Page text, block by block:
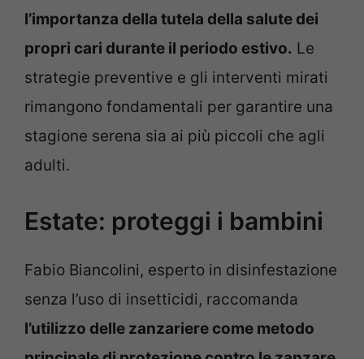
l’importanza della tutela della salute dei
propri cari durante il periodo estivo. Le
strategie preventive e gli interventi mirati
rimangono fondamentali per garantire una
stagione serena sia ai più piccoli che agli
adulti.
Estate: proteggi i bambini
Fabio Biancolini, esperto in disinfestazione
senza l’uso di insetticidi, raccomanda
l’utilizzo delle zanzariere come metodo